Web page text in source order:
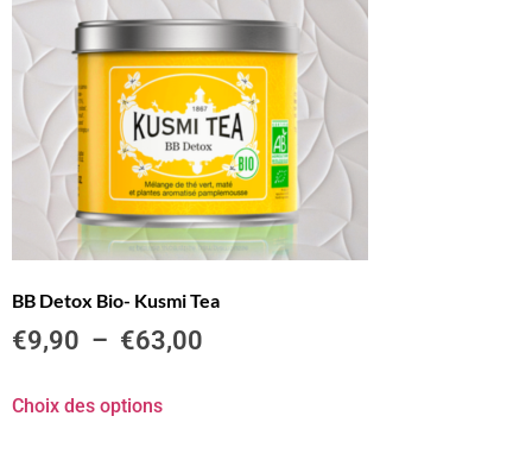
BB Detox Bio- Kusmi Tea
€9,90 – €63,00
Choix des options